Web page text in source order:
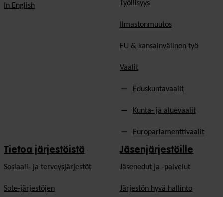
In English Työllisyys
Ilmastonmuutos
EU & kansainvälinen työ
Vaalit
Eduskuntavaalit
Kunta- ja aluevaalit
Europarlamenttivaalit
Tietoa järjestöistä
Sosiaali- ja terveysjärjestöt
Sote-järjestöjen
Jäsenjärjestöille
Jäsen­edut ja -palvelut
Järjestön hyvä hallinto